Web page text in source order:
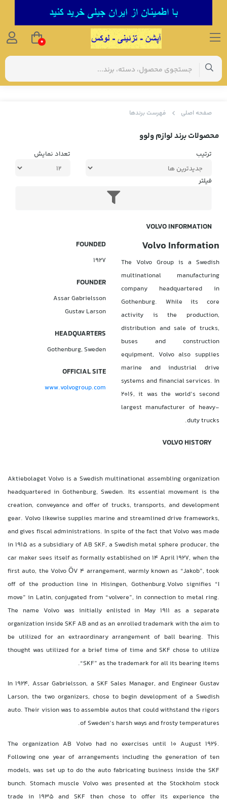
صفحه اصلی فهرست برندها
محصولات برند لوازم ولوو
ترتیب تعداد نمایش
فیلتر
VOLVO INFORMATION
Volvo Information
The Volvo Group is a Swedish
multinational manufacturing
company headquartered in
Gothenburg. While its core
activity is the production,
distribution and sale of trucks,
buses and construction
equipment, Volvo also supplies
marine and industrial drive
systems and financial services. In
2016, it was the world’s second
largest manufacturer of heavy-
duty trucks.
FOUNDED
1927
FOUNDER
Assar Gabrielsson
Gustav Larson
HEADQUARTERS
Gothenburg, Sweden
OFFICIAL SITE
www.volvogroup.com
VOLVO HISTORY
Aktiebolaget Volvo is a Swedish multinational assembling organization
headquartered in Gothenburg, Sweden. Its essential movement is the
creation, conveyance and offer of trucks, transports, and development
gear. Volvo likewise supplies marine and streamlined drive frameworks,
and gives fiscal administrations. In spite of the fact that Volvo was made
in 1915 as a subsidiary of AB SKF, a Swedish metal sphere producer, the
car maker sees itself as formally established on 14 April 1927, when the
first auto, the Volvo ÖV 4 arrangement, warmly known as “Jakob”, took
off of the production line in Hisingen, Gothenburg.Volvo signifies “I
move” in Latin, conjugated from “volvere”, in connection to metal ring.
The name Volvo was initially enlisted in May 1911 as a separate
organization inside SKF AB and as an enrolled trademark with the aim to
be utilized for an extraordinary arrangement of ball bearing. This
thought was utilized for a brief time of time and SKF chose to utilize
“SKF” as the trademark for all its bearing items.
In 1924, Assar Gabrielsson, a SKF Sales Manager, and Engineer Gustav
Larson, the two organizers, chose to begin development of a Swedish
auto. Their vision was to assemble autos that could withstand the rigors
of Sweden’s harsh ways and frosty temperatures.
The organization AB Volvo had no exercises until 10 August 1926.
Following one year of arrangements including the generation of ten
models, was set up to do the auto fabricating business inside the SKF
bunch. Stomach muscle Volvo was presented at the Stockholm stock
trade in 1935 and SKF then chose to offer its experience the
0